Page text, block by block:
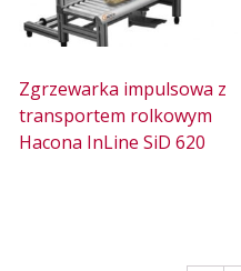
Zgrzewarka impulsowa z
transportem rolkowym
Hacona InLine SiD 620